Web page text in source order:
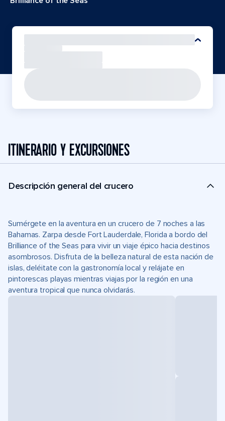
ITINERARIO Y EXCURSIONES
Descripción general del crucero
Sumérgete en la aventura en un crucero de 7 noches a las
Bahamas. Zarpa desde Fort Lauderdale, Florida a bordo del
Brilliance of the Seas para vivir un viaje épico hacia destinos
asombrosos. Disfruta de la belleza natural de esta nación de
islas, deléitate con la gastronomía local y relájate en
pintorescas playas mientras viajas por la región en una
aventura tropical que nunca olvidarás.